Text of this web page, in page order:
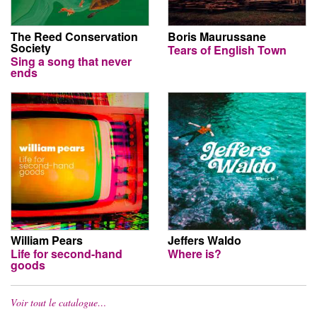
The Reed Conservation
Society
Sing a song that never
ends
Boris Maurussane
Tears of English Town
William Pears
Life for second-hand
goods
Jeffers Waldo
Where is?
Voir tout le catalogue…